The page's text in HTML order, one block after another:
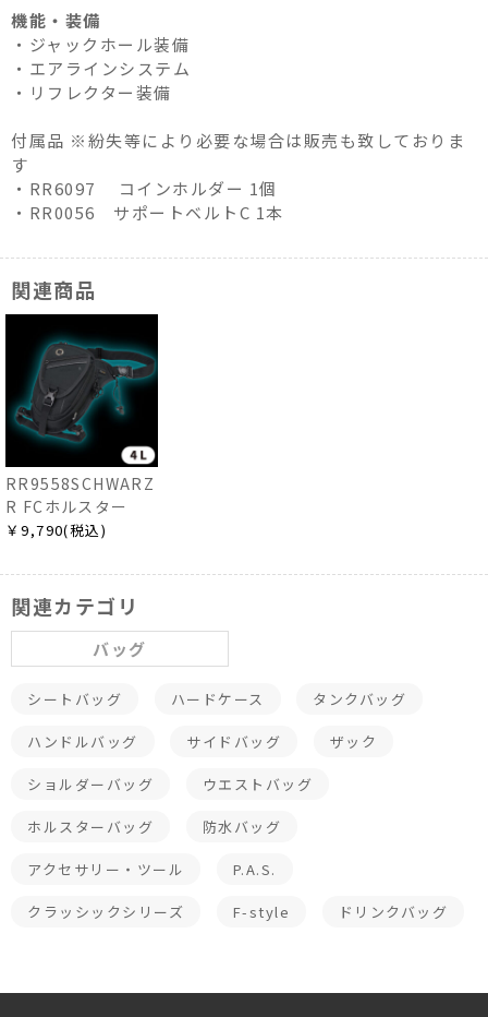
機能・装備
・ジャックホール装備
・エアラインシステム
・リフレクター装備
付属品 ※紛失等により必要な場合は販売も致しておりま
す
・RR6097 コインホルダー 1個
・RR0056 サポートベルトC 1本
関連商品
RR9558SCHWARZ
R FCホルスター
￥9,790(税込)
関連カテゴリ
バッグ
シートバッグ ハードケース タンクバッグ
ハンドルバッグ サイドバッグ ザック
ショルダーバッグ ウエストバッグ
ホルスターバッグ 防水バッグ
アクセサリー・ツール P.A.S.
クラッシックシリーズ F-style ドリンクバッグ